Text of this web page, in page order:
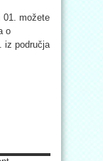
01. možete
o
iz područja